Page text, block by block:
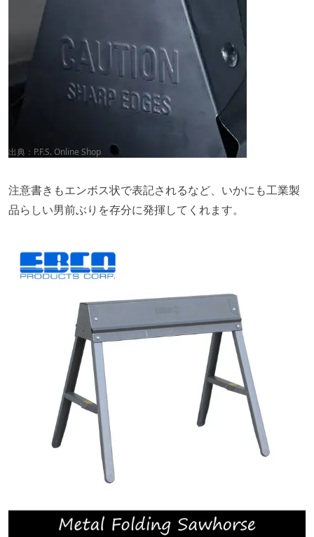
出典： P.F.S. Online Shop
注意書きもエンボス状で表記されるなど、いかにも工業製
品らしい男前ぶりを存分に発揮してくれます。